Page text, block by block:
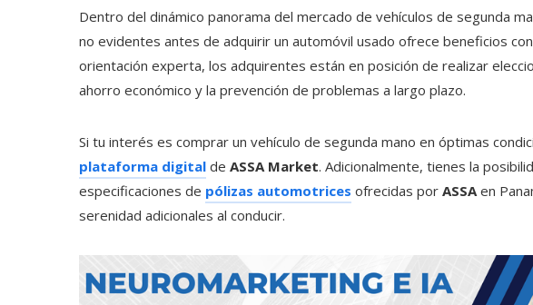
Dentro del dinámico panorama del mercado de vehículos de segunda
no evidentes antes de adquirir un automóvil usado ofrece beneficios
orientación experta, los adquirentes están en posición de realizar
ahorro económico y la prevención de problemas a largo plazo.
Si tu interés es comprar un vehículo de segunda mano en óptimas
plataforma digital de ASSA Market. Adicionalmente, tienes la
especificaciones de pólizas automotrices ofrecidas por ASSAen
serenidad adicionales al conducir.